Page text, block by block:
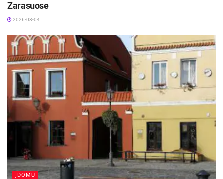
Zarasuose
2026-08-04
ĮDOMU